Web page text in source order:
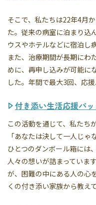
そこで、私たちは22年4月
た。従来の病室に泊まり込
ウスやホテルなどに宿泊し
また、治療期間が長期にわ
めに、再申し込みが可能に
した。年間で最大3回、応
付き添い生活応援パ
この活動を通じて、私たち
「あなたは決して一人じ
ひとつのダンボール箱には
人々の想いが詰まっていま
が、困難の中にある人の心
くの付き添い家族から教え